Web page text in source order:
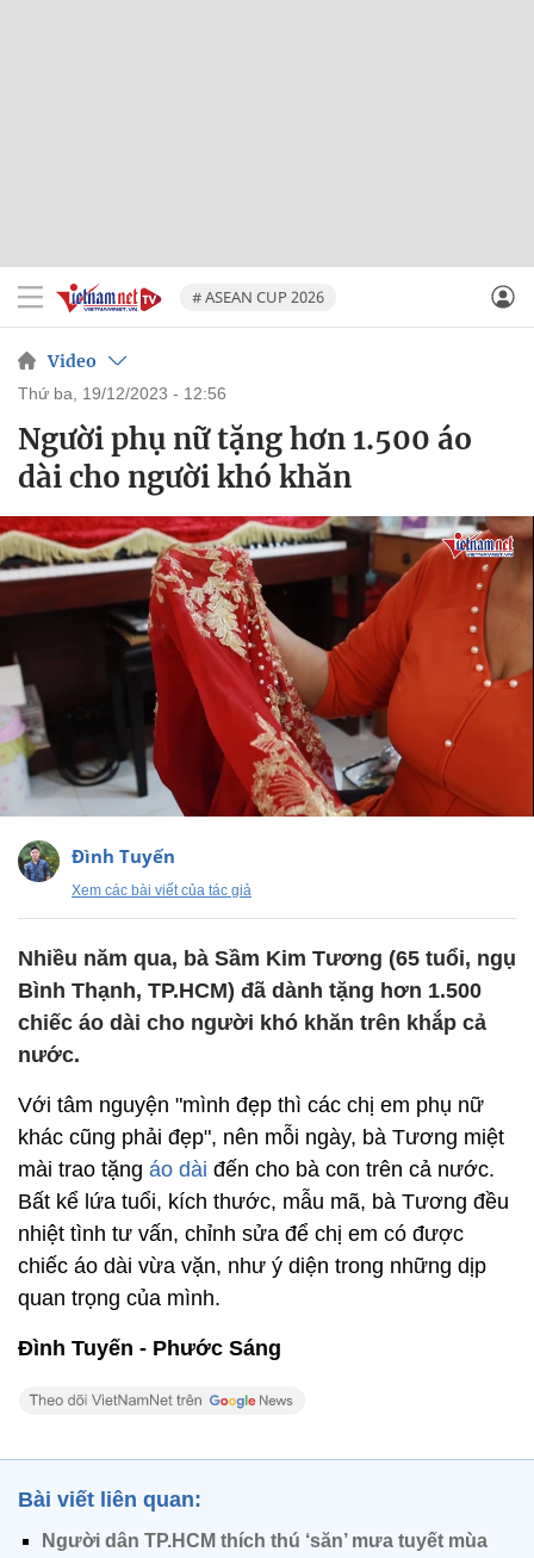
# ASEAN CUP 2026
Video
thứ ba, 19/12/2023 - 12:56
Người phụ nữ tặng hơn 1.500 áo
dài cho người khó khăn
Đình Tuyến
Xem các bài viết của tác giả
Nhiều năm qua, bà Sầm Kim Tương (65 tuổi, ngụ
Bình Thạnh, TP.HCM) đã dành tặng hơn 1.500
chiếc áo dài cho người khó khăn trên khắp cả
nước.
Với tâm nguyện "mình đẹp thì các chị em phụ nữ
khác cũng phải đẹp", nên mỗi ngày, bà Tương miệt
mài trao tặng áo dài đến cho bà con trên cả nước.
Bất kể lứa tuổi, kích thước, mẫu mã, bà Tương đều
nhiệt tình tư vấn, chỉnh sửa để chị em có được
chiếc áo dài vừa vặn, như ý diện trong những dịp
quan trọng của mình.
Đình Tuyến - Phước Sáng
Bài viết liên quan:
Người dân TP.HCM thích thú ‘săn’ mưa tuyết mùa